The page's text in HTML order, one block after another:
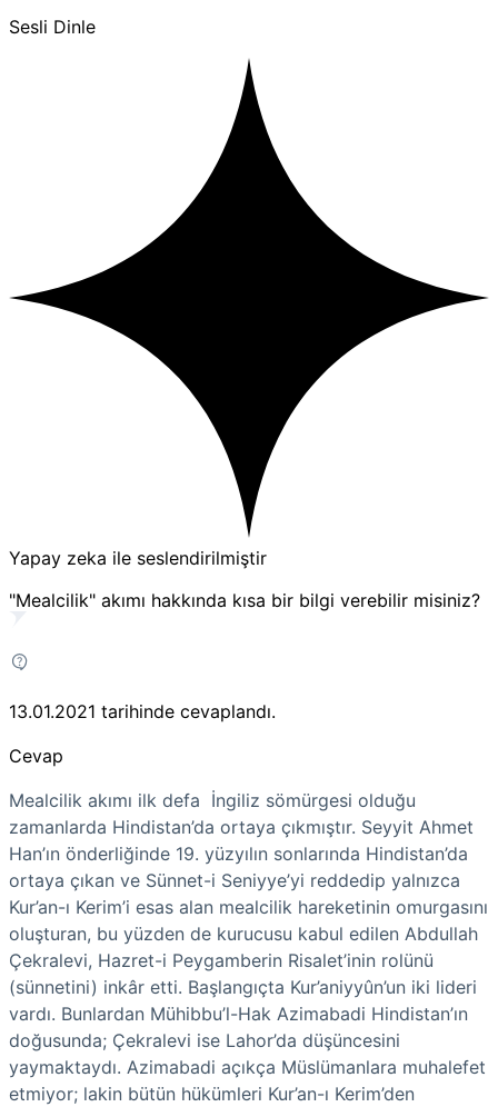
Sesli Dinle
Yapay zeka ile seslendirilmiştir
"Mealcilik" akımı hakkında kısa bir bilgi verebilir misiniz?
13.01.2021 tarihinde cevaplandı.
Cevap
Mealcilik akımı ilk defa İngiliz sömürgesi olduğu
zamanlarda Hindistan’da ortaya çıkmıştır. Seyyit Ahmet
Han’ın önderliğinde 19. yüzyılın sonlarında Hindistan’da
ortaya çıkan ve Sünnet-i Seniyye’yi reddedip yalnızca
Kur’an-ı Kerim’i esas alan mealcilik hareketinin omurgasını
oluşturan, bu yüzden de kurucusu kabul edilen Abdullah
Çekralevi, Hazret-i Peygamberin Risalet’inin rolünü
(sünnetini) inkâr etti. Başlangıçta Kur’aniyyûn’un iki lideri
vardı. Bunlardan Mühibbu’l-Hak Azimabadi Hindistan’ın
doğusunda; Çekralevi ise Lahor’da düşüncesini
yaymaktaydı. Azimabadi açıkça Müslümanlara muhalefet
etmiyor; lakin bütün hükümleri Kur’an-ı Kerim’den